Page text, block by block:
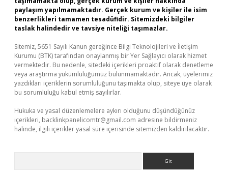
paylaşım yapılmamaktadır. Gerçek kurum ve kişiler ile isim
benzerlikleri tamamen tesadüfidir. Sitemizdeki bilgiler
taslak halindedir ve tavsiye niteliği taşımazlar.
Sitemiz, 5651 Sayılı Kanun gereğince Bilgi Teknolojileri ve İletişim
Kurumu (BTK) tarafından onaylanmış bir Yer Sağlayıcı olarak hizmet
vermektedir. Bu nedenle, sitedeki içerikleri proaktif olarak denetleme
veya araştırma yükümlülüğümüz bulunmamaktadır. Ancak, üyelerimiz
yazdıkları içeriklerin sorumluluğunu taşımakta olup, siteye üye olarak
bu sorumluluğu kabul etmiş sayılırlar.
Hukuka ve yasal düzenlemelere aykırı olduğunu düşündüğünüz
içerikleri, backlinkpanelicomtr@gmail.com adresine bildirmeniz
halinde, ilgili içerikler yasal süre içerisinde sitemizden kaldırılacaktır.